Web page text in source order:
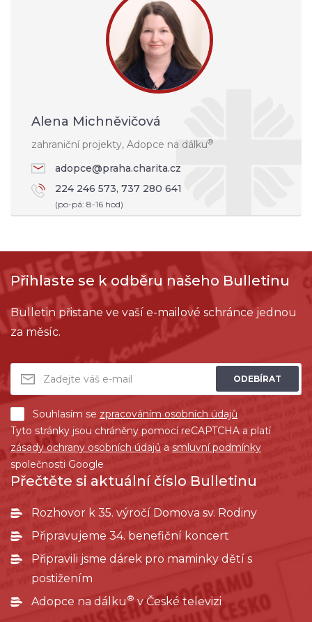
Alena Michněvičová
zahraniční projekty, Adopce na dálku®
adopce@praha.charita.cz
224 246 573, 737 280 641
(po-pá: 8-16 hod)
Přihlaste se k odběru našeho Bulletinu
Bulletin přistane ve vaší e-mailové schránce jednou
za měsíc.
ODEBÍRAT
Souhlasím se zpracováním osobních údajů
Tyto stránky jsou chráněny pomocí reCAPTCHA a platí
zásady ochrany osobních údajů a smluvní podmínky
společnosti Google
Přečtěte si aktuální číslo Bulletinu
Rozhovor k 35. výročí Domova sv. Rodiny
Připravujeme 34. benefiční koncert
Připravili jsme dárek pro maminky dětí s
postižením
Adopce na dálku ®v České televizi